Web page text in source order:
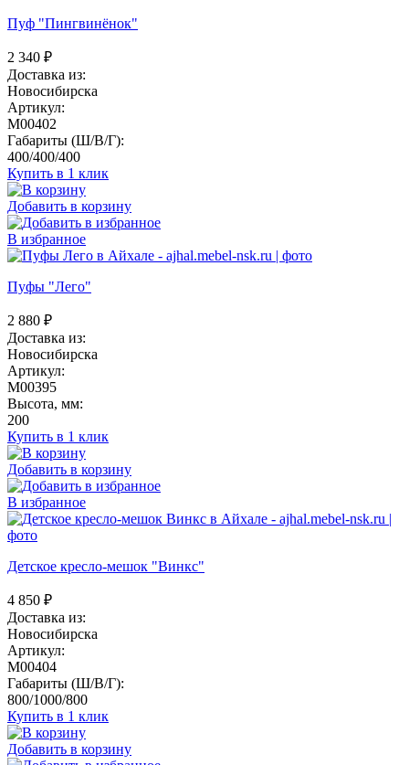
Пуф "Пингвинёнок"
2 340 ₽
Доставка из:
Новосибирска
Артикул:
M00402
Габариты (Ш/В/Г):
400/400/400
Купить в 1 клик
Добавить в корзину
В избранное
Пуфы "Лего"
2 880 ₽
Доставка из:
Новосибирска
Артикул:
M00395
Высота, мм:
200
Купить в 1 клик
Добавить в корзину
В избранное
Детское кресло-мешок "Винкс"
4 850 ₽
Доставка из:
Новосибирска
Артикул:
M00404
Габариты (Ш/В/Г):
800/1000/800
Купить в 1 клик
Добавить в корзину